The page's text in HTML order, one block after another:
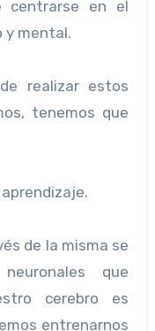
centrarse en el
y mental.
realizar estos
tenemos que
de la misma se
que
cerebro es
entrenarnos